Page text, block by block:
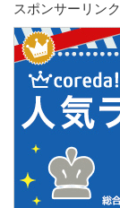
スポンサーリンク